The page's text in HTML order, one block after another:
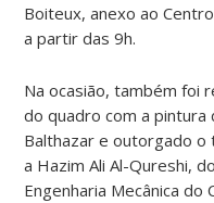
Boiteux, anexo ao Centro
a partir das 9h.
Na ocasião, também foi
do quadro com a
Balthazar e outorgado
a Hazim Ali Al-Qureshi,
Engenharia Mecânica do